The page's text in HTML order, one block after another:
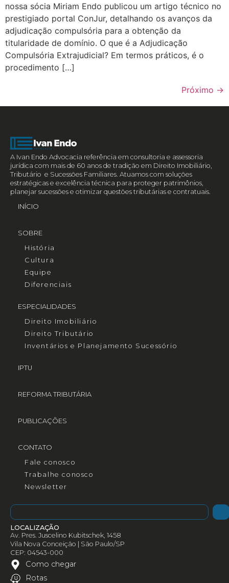
nossa sócia Miriam Endo publicou um artigo técnico no
prestigiado portal ConJur, detalhando os avanços da
adjudicação compulsória para a obtenção da
titularidade de domínio. O que é a Adjudicação
Compulsória Extrajudicial? Em termos práticos, é o
procedimento […]
Próximo →
A Ivan Endo Advocacia referência em consultoria e assessoria
jurídica com mais de 60 anos de tradição em Direito Imobiliário,
Tributário e Sucessões Familiares. Atuamos com soluções
estratégicas e excelência técnica para proteger patrimônios,
planejar sucessões e otimizar questões tributárias e contratuais.
INÍCIO
SOBRE
História
Cultura
Equipe
Diferenciais
ESPECIALIDADES
Direito Imobiliário
Direito Tributário
Inventários e Planejamento Sucessório
IPTU
REFORMA TRIBUTÁRIA
PUBLICAÇÕES
CONTATO
Fale conosco
Trabalhe conosco
Newsletter
LOCALIZAÇÃO
Av. Pres. Juscelino Kubitschek, 1458
Vila Nova Conceição | São Paulo/SP
CEP: 04543-000
Como chegar
Rotas